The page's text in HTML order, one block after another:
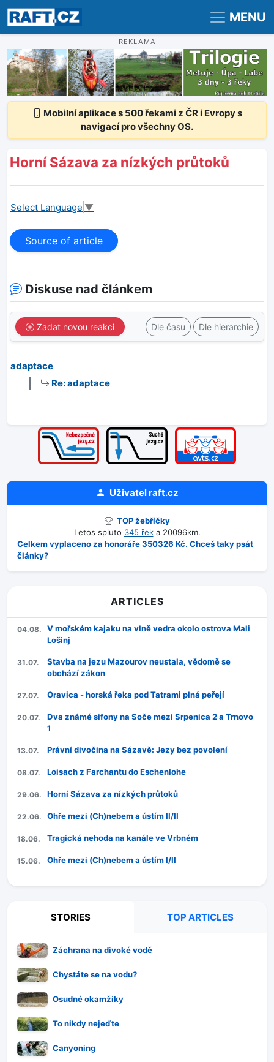
Registrace Přihlášení MENU
- REKLAMA -
Mobilní aplikace s 500 řekami z ČR i Evropy s
navigací pro všechny OS.
Horní Sázava za nízkých průtoků
Select Language ▼
Source of article
Diskuse nad článkem
Zadat novou reakci Dle času Dle hierarchie
adaptace
Re: adaptace
Uživatelraft.cz
TOP žebříčky
Letos spluto 345 řeka 20096km.
Celkem vyplaceno za honoráře 350326 Kč. Chceš taky psát
články?
ARTICLES
04.08.
V mořském kajaku na vlně vedra okolo ostrova Mali
Lošinj
31.07.
Stavba na jezu Mazourov neustala, vědomě se
obchází zákon
27.07. Oravica - horská řeka pod Tatrami plná peřejí
20.07.
Dva známé sifony na Soče mezi Srpenica 2 a Trnovo
1
13.07. Právní divočina na Sázavě: Jezy bez povolení
08.07. Loisach z Farchantu do Eschenlohe
29.06. Horní Sázava za nízkých průtoků
22.06. Ohře mezi (Ch)nebem a ústím II/II
18.06. Tragická nehoda na kanále ve Vrbném
15.06. Ohře mezi (Ch)nebem a ústím I/II
STORIES TOP ARTICLES
Záchrana na divoké vodě
Chystáte se na vodu?
Osudné okamžiky
To nikdy nejeďte
Canyoning